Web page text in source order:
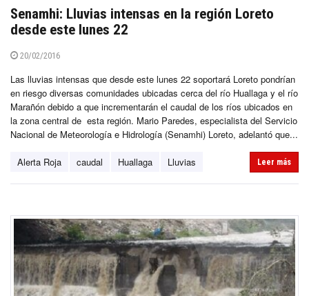
Senamhi: Lluvias intensas en la región Loreto
desde este lunes 22
20/02/2016
Las lluvias intensas que desde este lunes 22 soportará Loreto pondrían
en riesgo diversas comunidades ubicadas cerca del río Huallaga y el río
Marañón debido a que incrementarán el caudal de los ríos ubicados en
la zona central de esta región. Mario Paredes, especialista del Servicio
Nacional de Meteorología e Hidrología (Senamhi) Loreto, adelantó que...
Alerta Roja caudal Huallaga Lluvias Leer más